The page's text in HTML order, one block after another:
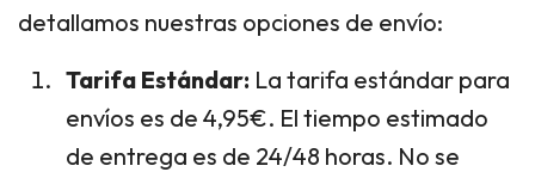
detallamos nuestras opciones de envío:
Tarifa Estándar: La tarifa estándar para
envíos es de 4,95€. El tiempo estimado
de entrega es de 24/48 horas. No se